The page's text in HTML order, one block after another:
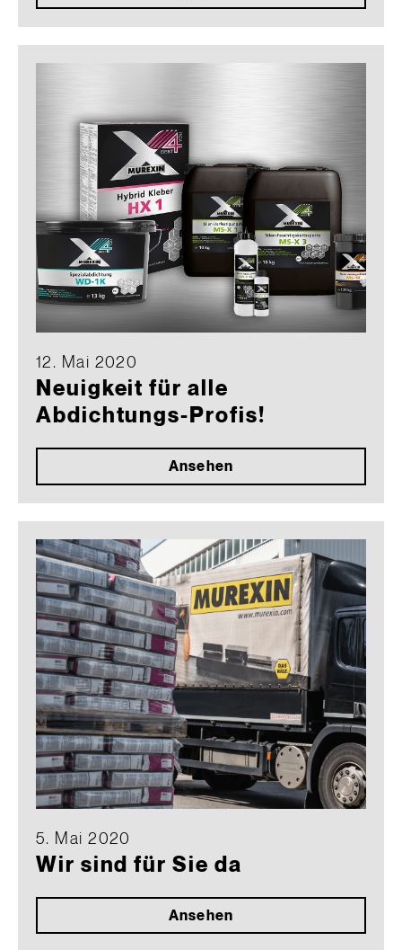
12. Mai 2020
Neuigkeit für alle
Abdichtungs-Profis!
Ansehen
5. Mai 2020
Wir sind für Sie da
Ansehen